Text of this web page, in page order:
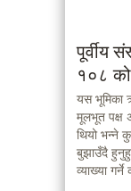
पूर्वीय
१०८ को
यस भूमिका
मूलभूत पक्ष
थियो भन्ने
बुझाउँदै
व्याख्या